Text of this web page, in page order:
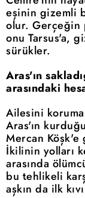
eşinin gizemli
olur. Gerçeğin
onu Tarsus'a,
sürükler.
Aras'ın
arasındaki
Ailesini
Aras'ın
Mercan Köşk'e
İkilinin yolları
arasında
bu tehlikeli
aşkın da ilk